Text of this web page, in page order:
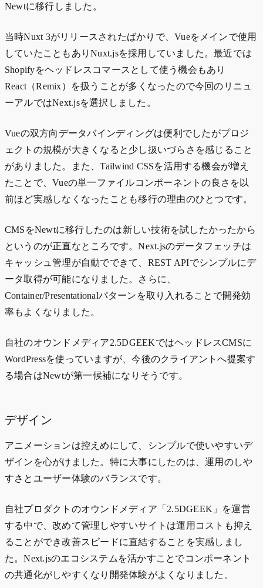
Newtに移行しました。
当時Nuxt 3がリリースされたばかりで、Vueをメインで使用
していたこともありNuxt.jsを採用していました。最近では
Shopifyをヘッドレスコマースとして使う機会もあり
React（Remix）を扱うことが多くなったので今回のリニュ
ーアルではNext.jsを選択しました。
Vueの双方向データバインディングは便利でしたがプロジ
ェクトの規模が大きくなると少し扱いづらさを感じること
がありました。また、Tailwind CSSを活用する機会が増え
たことで、Vueの単一ファイルコンポーネントの良さを以
前ほど実感しなくなったことも移行の理由のひとつです。
CMSをNewtに移行したのは新しい技術を試したかったから
というのが正直なところです。Next.jsのデータフェッチは
キャッシュ管理が自動でできて、REST APIでシンプルにデ
ータ取得が可能になりました。さらに、
Container/Presentationalパターンを取り入れることで開発効
率もよくなりました。
自社のオウンドメディア2.5DGEEKではヘッドレスCMSに
WordPressを使っていますが、今後のクライアントへ提案す
る場合はNewtが第一候補になりそうです。
デザイン
アニメーションは控えめにして、シンプルで使いやすいデ
ザインを心がけました。特に大事にしたのは、運用のしや
すさとユーザー体験のバランスです。
自社プロダクトのオウンドメディア「2.5DGEEK」を運営
する中で、改めて管理しやすいサイトは運用コストも抑え
ることができ改善スピードに直結することを実感しまし
た。Next.jsのエコシステムを活かすことでコンポーネント
の共通化がしやすくなり開発体験がよくなりました。